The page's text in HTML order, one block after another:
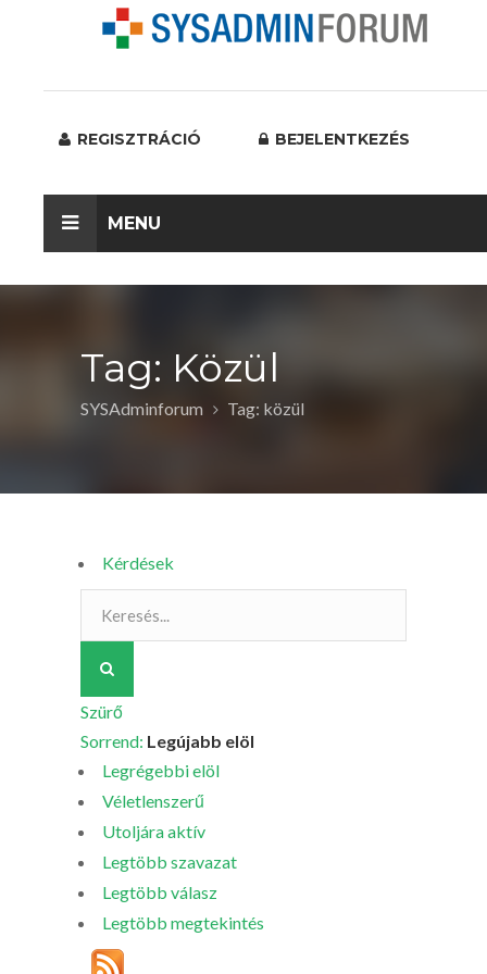
REGISZTRÁCIÓ BEJELENTKEZÉS
MENU
Tag: Közül
SYSAdminforum Tag: közül
Kérdések
Szürő
Sorrend: Legújabb elöl
Legrégebbi elöl
Véletlenszerű
Utoljára aktív
Legtöbb szavazat
Legtöbb válasz
Legtöbb megtekintés